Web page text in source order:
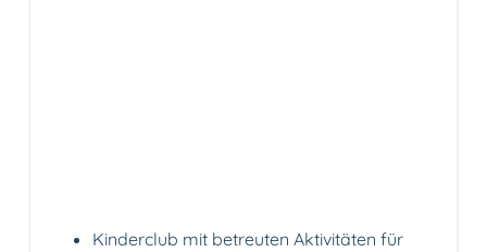
Kinderclub mit betreuten Aktivitäten für